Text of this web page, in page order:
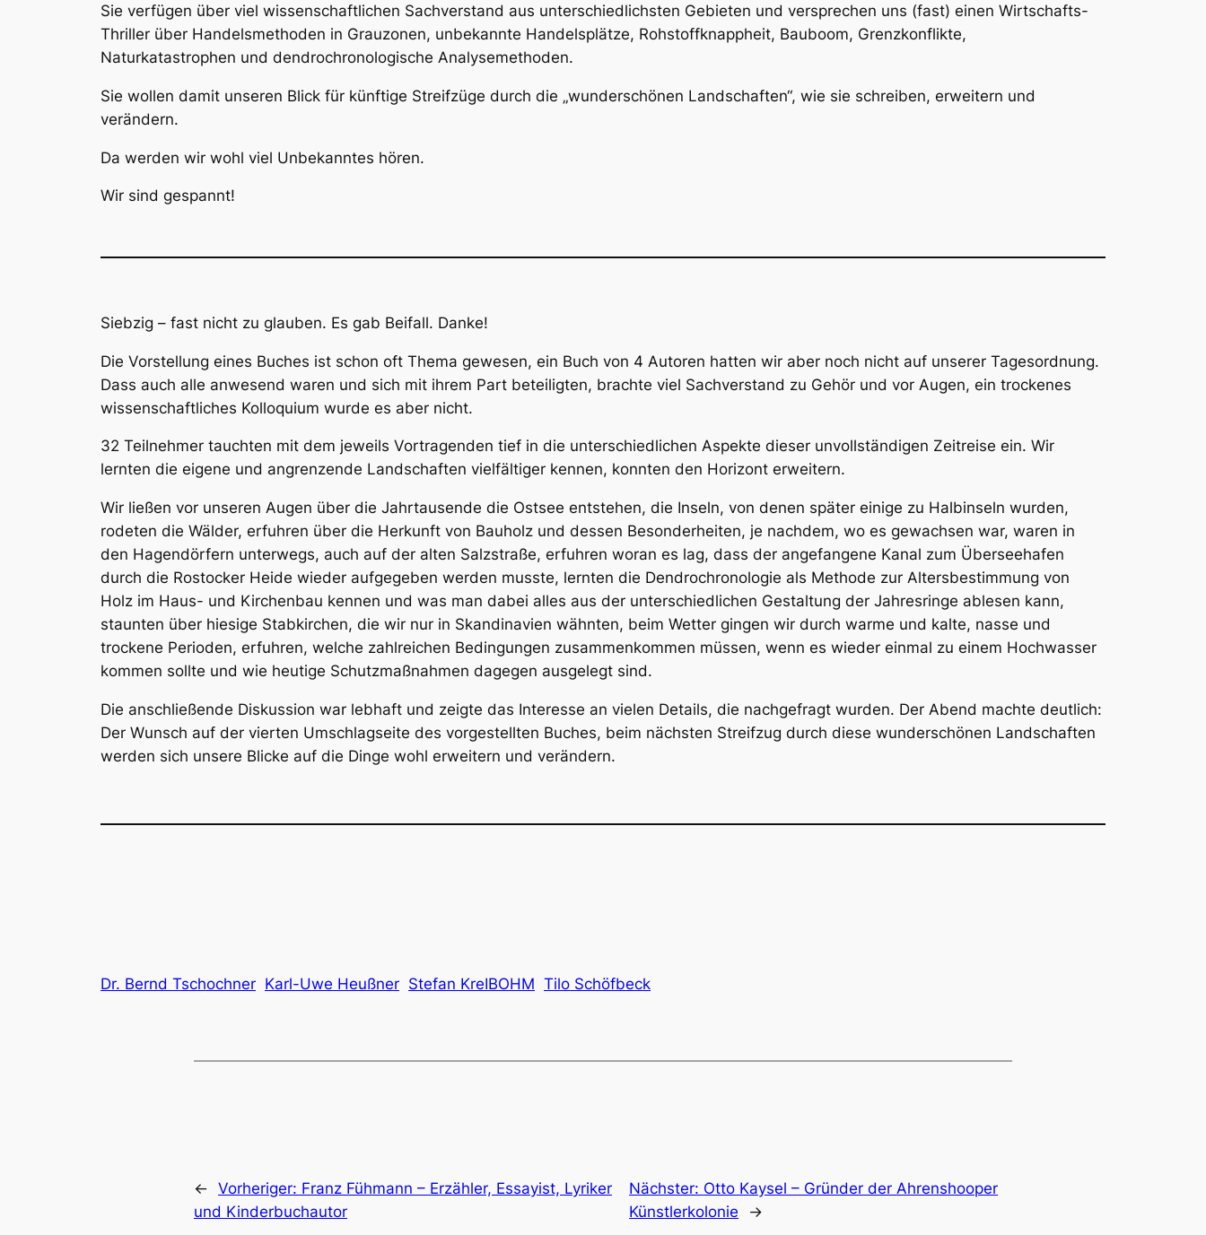
Sie verfügen über viel wissenschaftlichen Sachverstand aus unterschiedlichsten Gebieten und versprechen uns (fast) einen Wirtschafts-
Thriller über Handelsmethoden in Grauzonen, unbekannte Handelsplätze, Rohstoffknappheit, Bauboom, Grenzkonflikte,
Naturkatastrophen und dendrochronologische Analysemethoden.
Sie wollen damit unseren Blick für künftige Streifzüge durch die „wunderschönen Landschaften“, wie sie schreiben, erweitern und
verändern.
Da werden wir wohl viel Unbekanntes hören.
Wir sind gespannt!
Siebzig – fast nicht zu glauben. Es gab Beifall. Danke!
Die Vorstellung eines Buches ist schon oft Thema gewesen, ein Buch von 4 Autoren hatten wir aber noch nicht auf unserer Tagesordnung.
Dass auch alle anwesend waren und sich mit ihrem Part beteiligten, brachte viel Sachverstand zu Gehör und vor Augen, ein trockenes
wissenschaftliches Kolloquium wurde es aber nicht.
32 Teilnehmer tauchten mit dem jeweils Vortragenden tief in die unterschiedlichen Aspekte dieser unvollständigen Zeitreise ein. Wir
lernten die eigene und angrenzende Landschaften vielfältiger kennen, konnten den Horizont erweitern.
Wir ließen vor unseren Augen über die Jahrtausende die Ostsee entstehen, die Inseln, von denen später einige zu Halbinseln wurden,
rodeten die Wälder, erfuhren über die Herkunft von Bauholz und dessen Besonderheiten, je nachdem, wo es gewachsen war, waren in
den Hagendörfern unterwegs, auch auf der alten Salzstraße, erfuhren woran es lag, dass der angefangene Kanal zum Überseehafen
durch die Rostocker Heide wieder aufgegeben werden musste, lernten die Dendrochronologie als Methode zur Altersbestimmung von
Holz im Haus- und Kirchenbau kennen und was man dabei alles aus der unterschiedlichen Gestaltung der Jahresringe ablesen kann,
staunten über hiesige Stabkirchen, die wir nur in Skandinavien wähnten, beim Wetter gingen wir durch warme und kalte, nasse und
trockene Perioden, erfuhren, welche zahlreichen Bedingungen zusammenkommen müssen, wenn es wieder einmal zu einem Hochwasser
kommen sollte und wie heutige Schutzmaßnahmen dagegen ausgelegt sind.
Die anschließende Diskussion war lebhaft und zeigte das Interesse an vielen Details, die nachgefragt wurden. Der Abend machte deutlich:
Der Wunsch auf der vierten Umschlagseite des vorgestellten Buches, beim nächsten Streifzug durch diese wunderschönen Landschaften
werden sich unsere Blicke auf die Dinge wohl erweitern und verändern.
Dr. Bernd Tschochner Karl-Uwe Heußner Stefan KreIBOHM Tilo Schöfbeck
← Vorheriger: Franz Fühmann – Erzähler, Essayist, Lyriker
und Kinderbuchautor
Nächster: Otto Kaysel – Gründer der Ahrenshooper
Künstlerkolonie
→